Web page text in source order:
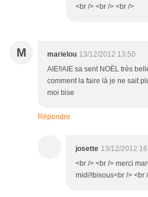
<br /> <br /> <br />
M marielou 13/12/2012 13:50
AIE!!AIE sa sent NOËL très
comment la faire là je ne sait
moi bise
Répondre
josette 13/12/2012
<br /> <br /> merci
midi!!bisous<br /> <br